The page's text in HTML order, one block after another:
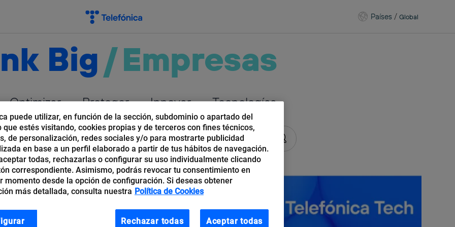
Países /Global
Big/Empresas
Optimizar Proteger Innovar Tecnologías
ventana para contactar, comprender y ofrecer
Audiovisual y un máster de Dirección de
puede utilizar, en función de la sección, subdominio o apartado del
que estés visitando, cookies propias y de terceros con fines técnicos,
de personalización, redes sociales y/o para mostrarte publicidad
en base a un perfil elaborado a partir de tus hábitos de navegación.
todas, rechazarlas o configurar su uso individualmente clicando
correspondiente. Asimismo, podrás revocar tu consentimiento en
momento desde la opción de configuración. Si deseas obtener
más detallada, consulta nuestra Política de Cookies
Rechazar todas Aceptar todas